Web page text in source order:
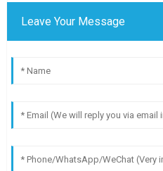
Leave Your Message